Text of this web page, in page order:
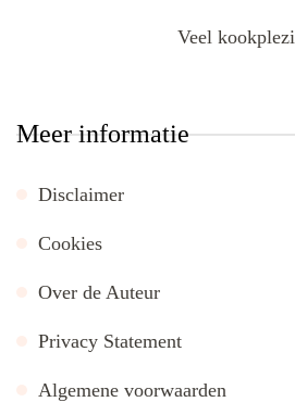
Veel
Meer informatie
Disclaimer
Cookies
Over de Auteur
Privacy Statement
Algemene voorwaarden